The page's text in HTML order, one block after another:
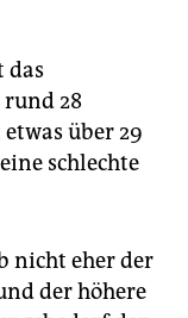
das
28
über 29
schlechte
nicht eher der
der höhere